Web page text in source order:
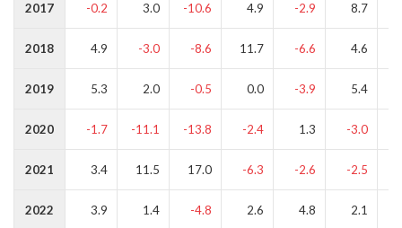
2017 -0.2 3.0 -10.6 4.9 -2.9 8.7
2018 4.9 -3.0 -8.6 11.7 -6.6 4.6
2019 5.3 2.0 -0.5 0.0 -3.9 5.4
2020 -1.7 -11.1 -13.8 -2.4 1.3 -3.0
2021 3.4 11.5 17.0 -6.3 -2.6 -2.5
2022 3.9 1.4 -4.8 2.6 4.8 2.1